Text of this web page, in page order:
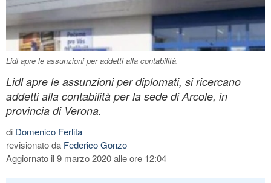
Lidl apre le assunzioni per addetti alla contabilità.
Lidl apre le assunzioni per diplomati, si ricercano
addetti alla contabilità per la sede di Arcole, in
provincia di Verona.
di Domenico Ferlita
revisionato da Federico Gonzo
Aggiornato il 9 marzo 2020 alle ore 12:04